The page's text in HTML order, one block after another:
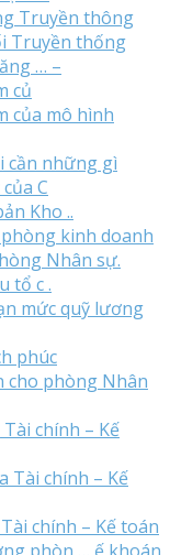
Truyền thông
Truyền thống
… –
củ
của mô hình
cần những gì
C
Kho ..
kinh doanh
Nhân sự.
tổ c .
mức quỹ lương
phúc
cho phòng Nhân
chính – Kế
Tài chính – Kế
chính – Kế toán